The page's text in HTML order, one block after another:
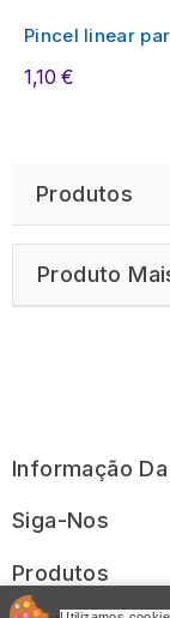
Pincel linear
1,10 €
Produtos
Produto
Informação
Siga-Nos
Produtos